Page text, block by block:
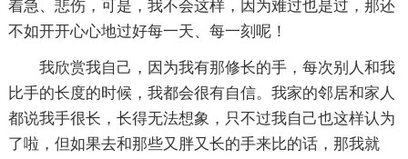
着急、悲伤，可是，我不会这样，因为难过也是过，那还
不如开开心心地过好每一天、每一刻呢！
我欣赏我自己，因为我有那修长的手，每次别人和我
比手的长度的时候，我都会很有自信。我家的邻居和家人
都说我手很长，长得无法想象，只不过我自己也这样认为
了啦，但如果去和那些又胖又长的手来比的话，那我就